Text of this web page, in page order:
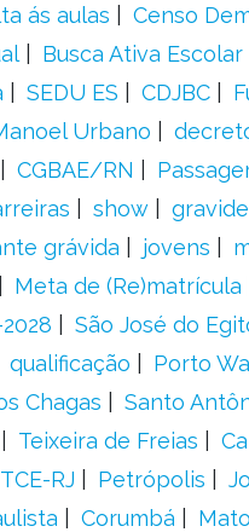
ás aulas Censo
Busca Ativa
SEDU ES CDJBC
Urbano
CGBAE/RN
show
grávida jovens
Meta de (Re)matrícula
São José do
qualificação Porto
Chagas
Santo
Teixeira de Freias
TCE-RJ Petrópolis
Corumbá